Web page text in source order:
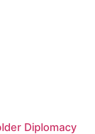
Diplomacy